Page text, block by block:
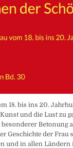
18. bis ins 20.
und die Lust zu
Betonung
Geschichte der Frau
und in allen Ländern